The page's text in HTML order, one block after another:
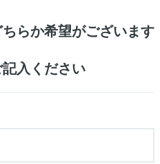
らか希望がございます
入ください